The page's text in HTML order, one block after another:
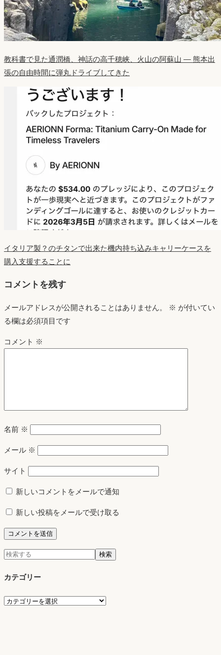
教科書で見た通潤橋、神話の高千穂峡、火山の阿蘇山 ― 熊本出
張の自由時間に弾丸ドライブしてきた
イタリア製？のチタンで出来た機内持ち込みキャリーケースを
購入支援することに
コメントを残す
メールアドレスが公開されることはありません。 ※ が付いてい
る欄は必須項目です
コメント ※
名前 ※
メール ※
サイト
新しいコメントをメールで通知
新しい投稿をメールで受け取る
検
検索
カテゴリー
カ